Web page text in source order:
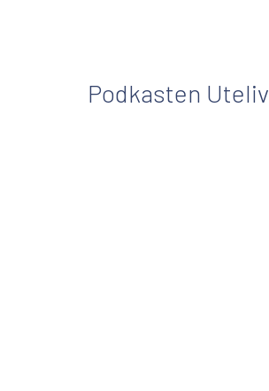
Podkasten Uteliv